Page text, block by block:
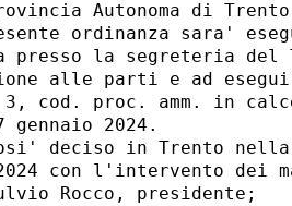
Autonoma di
ordinanza sara'
presso la segreteria del
alle parti e ad
3, cod. proc. amm. in
gennaio 2024.
deciso in Trento
con l'intervento dei
Rocco, presidente;